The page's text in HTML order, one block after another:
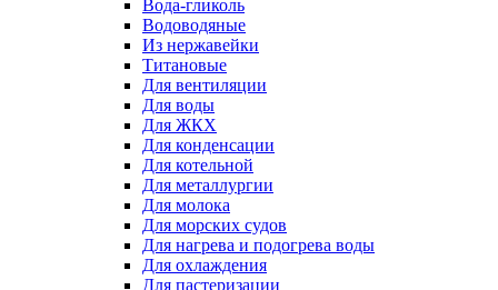
Вода-гликоль
Водоводяные
Из нержавейки
Титановые
Для вентиляции
Для воды
Для ЖКХ
Для конденсации
Для котельной
Для металлургии
Для молока
Для морских судов
Для нагрева и подогрева воды
Для охлаждения
Для пастеризации